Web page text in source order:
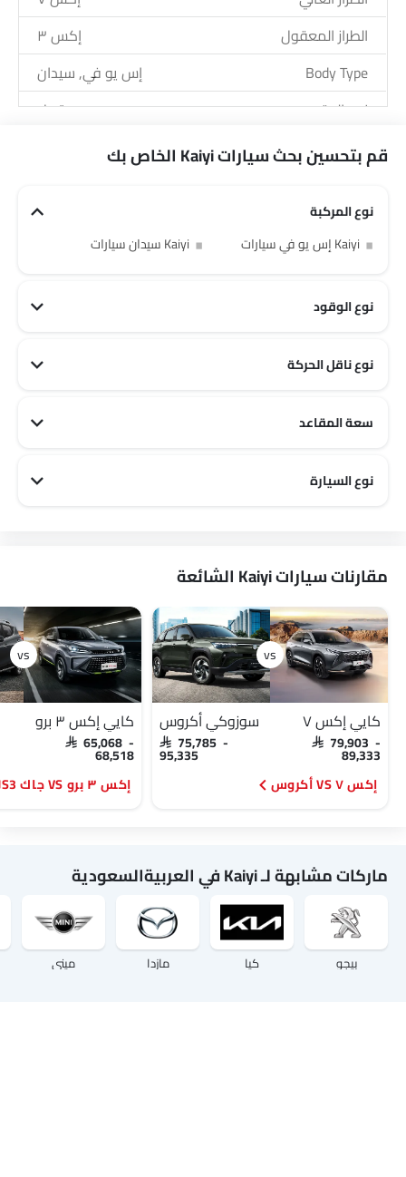
الطراز المعقول
إكس ٣
Body Type
إس يو في, سيدان
نوع الوقود
بترول
قم بتحسين بحث سيارات Kaiyi الخاص بك
نوع المركبة
Kaiyi إس يو في سيارات
Kaiyi سيدان سيارات
نوع الوقود
نوع ناقل الحركة
سعة المقاعد
نوع السيارة
مقارنات سيارات Kaiyi الشائعة
كايي إكس ٧
SAR 79,903 -
89,333
سوزوكي أكروس
SAR 75,785 -
95,335
إكس ٧ VS أكروس
كايي إكس ٣ برو
SAR 65,068 -
68,518
إكس ٣ برو VS جاك JS3
ماركات مشابهة لـ Kaiyi في العربيةالسعودية
بيجو كيا مازدا ميني